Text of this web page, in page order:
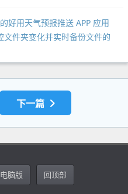
好用天气预报推送 APP 应用
件夹变化并实时备份文件的
下一篇
电脑版 回顶部